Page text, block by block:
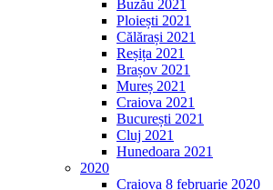
Buzău 2021
Ploiești 2021
Călărași 2021
Reșița 2021
Brașov 2021
Mureș 2021
Craiova 2021
București 2021
Cluj 2021
Hunedoara 2021
2020
Craiova 8 februarie 2020